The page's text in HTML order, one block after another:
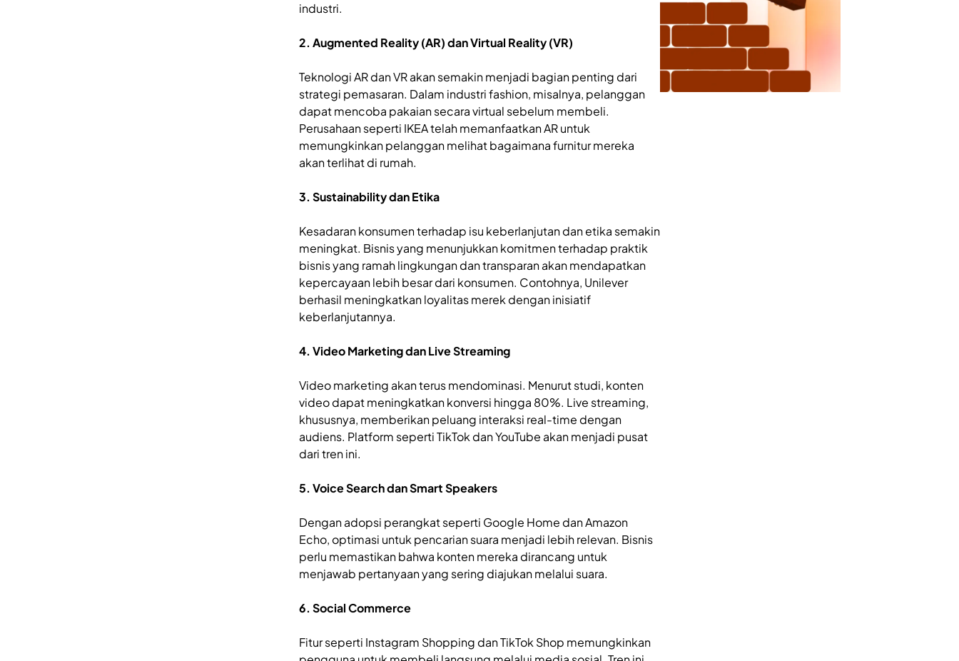
industri.
2. Augmented Reality (AR) dan Virtual Reality (VR)
Teknologi AR dan VR akan semakin menjadi bagian penting dari
strategi pemasaran. Dalam industri fashion, misalnya, pelanggan
dapat mencoba pakaian secara virtual sebelum membeli.
Perusahaan seperti IKEA telah memanfaatkan AR untuk
memungkinkan pelanggan melihat bagaimana furnitur mereka
akan terlihat di rumah.
3. Sustainability dan Etika
Kesadaran konsumen terhadap isu keberlanjutan dan etika semakin
meningkat. Bisnis yang menunjukkan komitmen terhadap praktik
bisnis yang ramah lingkungan dan transparan akan mendapatkan
kepercayaan lebih besar dari konsumen. Contohnya, Unilever
berhasil meningkatkan loyalitas merek dengan inisiatif
keberlanjutannya.
4. Video Marketing dan Live Streaming
Video marketing akan terus mendominasi. Menurut studi, konten
video dapat meningkatkan konversi hingga 80%. Live streaming,
khususnya, memberikan peluang interaksi real-time dengan
audiens. Platform seperti TikTok dan YouTube akan menjadi pusat
dari tren ini.
5. Voice Search dan Smart Speakers
Dengan adopsi perangkat seperti Google Home dan Amazon
Echo, optimasi untuk pencarian suara menjadi lebih relevan. Bisnis
perlu memastikan bahwa konten mereka dirancang untuk
menjawab pertanyaan yang sering diajukan melalui suara.
6. Social Commerce
Fitur seperti Instagram Shopping dan TikTok Shop memungkinkan